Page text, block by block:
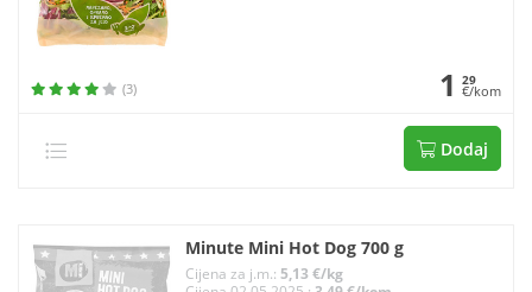
(3) 1 29
€/kom
Dodaj
Minute Mini Hot Dog 700 g
Cijena za j.m.: 5,13 €/kg